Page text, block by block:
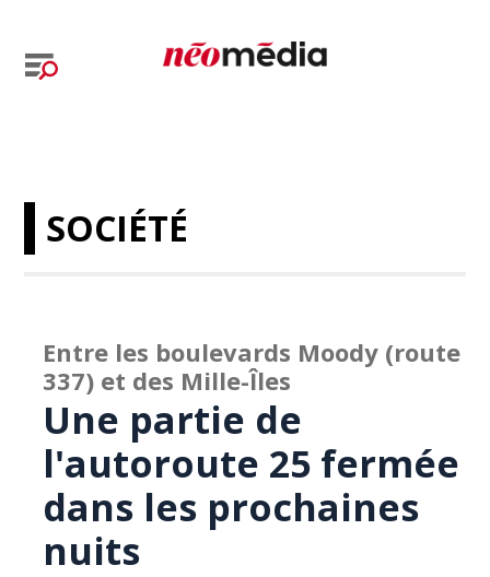
SOCIÉTÉ
Entre les boulevards Moody (route
337) et des Mille-Îles
Une partie de
l'autoroute 25 fermée
dans les prochaines
nuits